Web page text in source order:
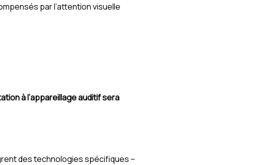
par l’attention visuelle
à l’appareillage auditif sera
des technologies spécifiques –